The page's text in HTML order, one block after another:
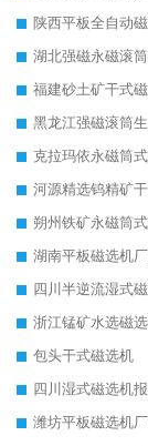
湖北强磁永磁滚筒
福建砂土矿干式
黑龙江强磁滚筒
河源精选钨精矿
朔州铁矿永磁筒
湖南平板磁选机
四川半逆流湿式
浙江锰矿水选磁
包头干式磁选机
四川湿式磁选机
潍坊平板磁选机